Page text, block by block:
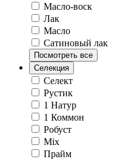
Масло-воск
Лак
Масло
Сатиновый лак
Посмотреть все
Селекция
Селект
Рустик
1 Натур
1 Коммон
Робуст
Mix
Прайм